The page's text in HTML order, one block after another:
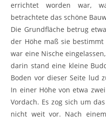
errichtet worden war,
betrachtete das schöne
Die Grundfläche betrug
der Höhe maß sie
war eine Nische
darin stand eine kleine
Boden vor dieser Seite lud
In einer Höhe von etwa
Vordach. Es zog sich um
nicht weit vor. Nach